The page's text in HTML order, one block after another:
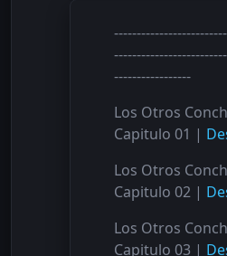
-----------------
Los Otros
Capitulo 01 |
Los Otros
Capitulo 02 |
Los Otros
Capitulo 03 |